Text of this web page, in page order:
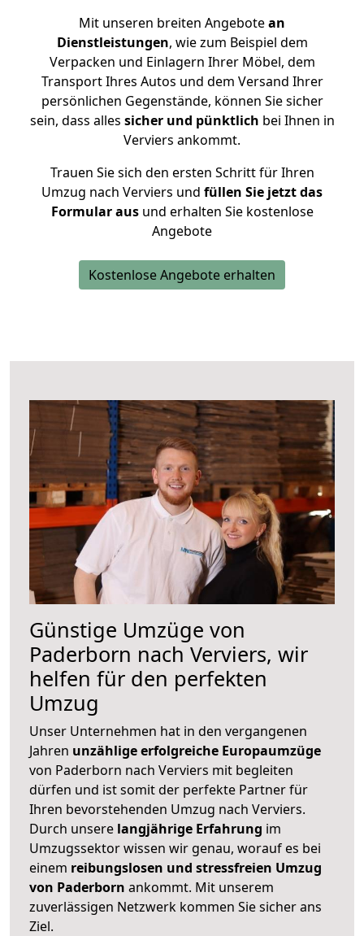
Mit unseren breiten Angebotean
Dienstleistungen, wie zum Beispiel dem
Verpacken und Einlagern Ihrer Möbel, dem
Transport Ihres Autos und dem Versand Ihrer
persönlichen Gegenstände, können Sie sicher
sein, dass alles sicher und pünktlich bei Ihnen in
Verviers ankommt.
Trauen Sie sich den ersten Schritt für Ihren
Umzug nach Verviers und füllen Sie jetzt das
Formular ausund erhalten Sie kostenlose
Angebote
Kostenlose Angebote erhalten
Günstige Umzüge von
Paderborn nach Verviers, wir
helfen für den perfekten
Umzug
Unser Unternehmen hat in den vergangenen
Jahren unzählige erfolgreiche Europaumzüge
von Paderborn nach Verviers mit begleiten
dürfen und ist somit der perfekte Partner für
Ihren bevorstehenden Umzug nach Verviers.
Durch unsere langjährige Erfahrung im
Umzugssektor wissen wir genau, worauf es bei
einem reibungslosen und stressfreien Umzug
von Paderborn ankommt. Mit unserem
zuverlässigen Netzwerk kommen Sie sicher ans
Ziel.